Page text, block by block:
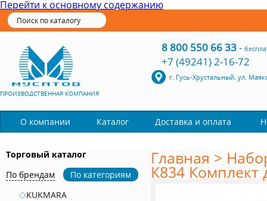
Перейти к основному содержанию
ПРОИЗВОДСТВЕННАЯ КОМПАНИЯ
8 800 550 66 33-
+7 (49241) 2-16-72
г. Гусь-Хрустальный, ул.
О компании Каталог Доставка и оплата
Торговый каталог
По брендам
По категориям
KUKMARA
Главная >
К834 Комплект